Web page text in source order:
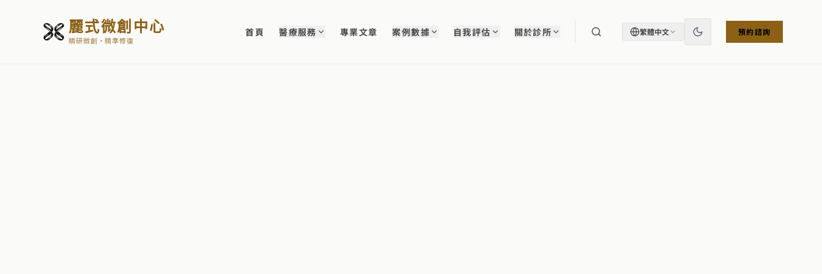
麗式微創中心
精研微創・精準修復
首頁 醫療服務 專業文章 案例數據 自我評估 關於診所 繁體中文 預約諮詢